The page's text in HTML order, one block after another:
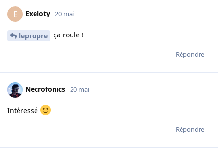
E Exeloty 20 mai
lepropre ça roule !
Répondre
Necrofonics 20 mai
Intéressé
Répondre